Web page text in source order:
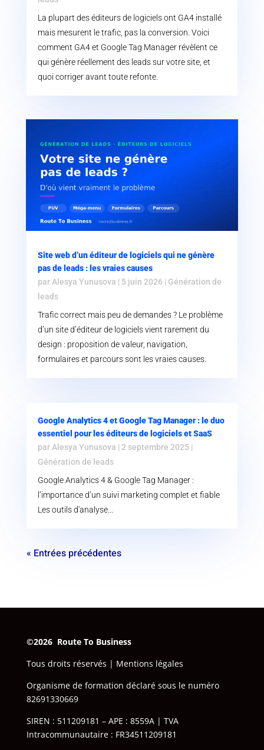
La plupart des éditeurs de logiciels ont GA4 installé
mais mesurent le trafic, pas la conversion. Voici
comment GA4 et Google Tag Manager révèlent ce
qui génère réellement des leads sur votre site, et
quoi corriger avant toute refonte.
Site web d’un éditeur de logiciels qui ne génère
pas de leads : les vraies causes
parAlesya Yunusova | 5 juin 2026 | Génération de
leads
Trafic correct mais peu de demandes ? Le problème
d’un site d’éditeur de logiciels vient rarement du
design : proposition de valeur, navigation,
formulaires et parcours sont les vraies causes.
Google Analytics 4 et Google Tag Manager : le duo
essentiel pour les éditeurs de logiciels et SaaS
par Alesya Yunusova | 2 septembre 2025 |
Génération de leads
Google Analytics 4 & Google Tag Manager :
l’importance d’un suivi marketing complet et fiable
Les outils d'analyse...
« Entrées précédentes
©2026 Route To Business‎
Tous droits réservés | Mentions légales
Organisme de formation déclaré sous le numéro
82691330669
SIREN : 511209181 – APE : 8559A ‎| TVA
Intracommunautaire : FR34511209181